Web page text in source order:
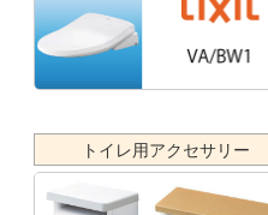
トイレ用アクセサリー